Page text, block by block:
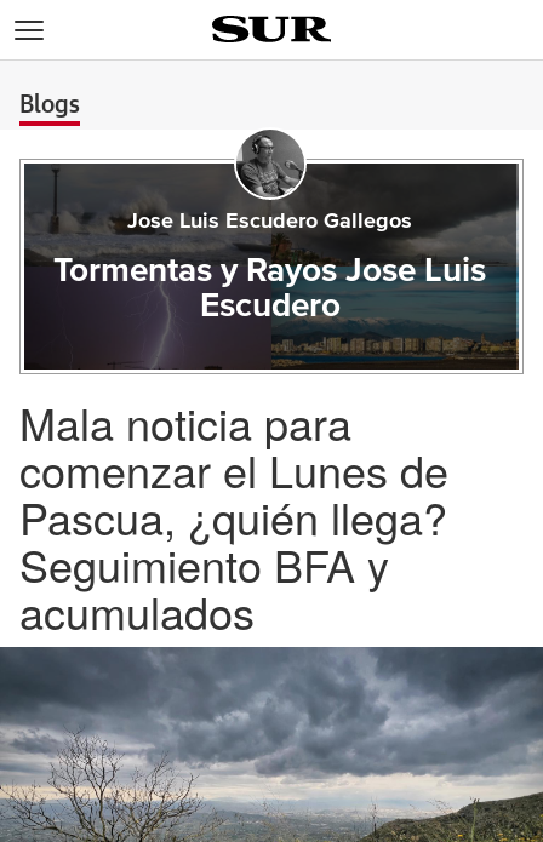
Blogs
Jose Luis Escudero Gallegos
Tormentas y Rayos Jose Luis
Escudero
Mala noticia para
comenzar el Lunes de
Pascua, ¿quién llega?
Seguimiento BFA y
acumulados